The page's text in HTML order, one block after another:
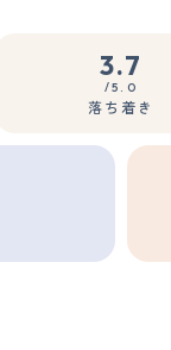
3.7
/5.0
落ち着き